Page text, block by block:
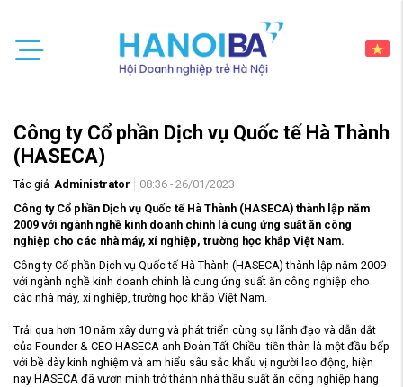
Công ty Cổ phần Dịch vụ Quốc tế Hà Thành
(HASECA)
Tác giả Administrator
08:36 - 26/01/2023
Công ty Cổ phần Dịch vụ Quốc tế Hà Thành (HASECA) thành lập năm
2009 với ngành nghề kinh doanh chính là cung ứng suất ăn công
nghiệp cho các nhà máy, xí nghiệp, trường học khắp Việt Nam.
Công ty Cổ phần Dịch vụ Quốc tế Hà Thành (HASECA) thành lập năm 2009
với ngành nghề kinh doanh chính là cung ứng suất ăn công nghiệp cho
các nhà máy, xí nghiệp, trường học khắp Việt Nam.
Trải qua hơn 10 năm xây dựng và phát triển cùng sự lãnh đạo và dẫn dắt
của Founder & CEO HASECA anh Đoàn Tất Chiều- tiền thân là một đầu bếp
với bề dày kinh nghiệm và am hiểu sâu sắc khẩu vị người lao động, hiện
nay HASECA đã vươn mình trở thành nhà thầu suất ăn công nghiệp hàng